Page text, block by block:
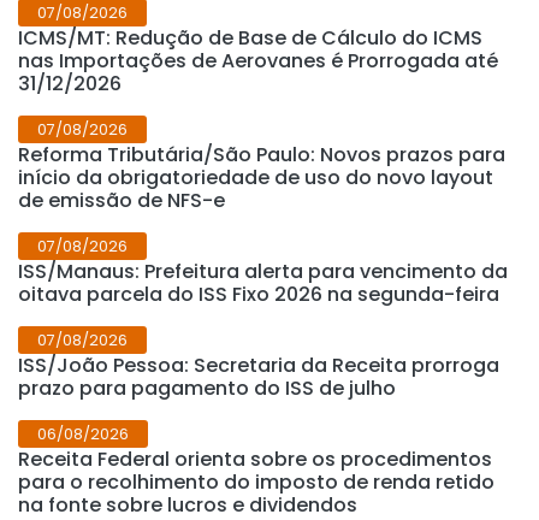
07/08/2026
ICMS/MT: Redução de Base de Cálculo do ICMS
nas Importações de Aerovanes é Prorrogada até
31/12/2026
07/08/2026
Reforma Tributária/São Paulo: Novos prazos para
início da obrigatoriedade de uso do novo layout
de emissão de NFS-e
07/08/2026
ISS/Manaus: Prefeitura alerta para vencimento da
oitava parcela do ISS Fixo 2026 na segunda-feira
07/08/2026
ISS/João Pessoa: Secretaria da Receita prorroga
prazo para pagamento do ISS de julho
06/08/2026
Receita Federal orienta sobre os procedimentos
para o recolhimento do imposto de renda retido
na fonte sobre lucros e dividendos